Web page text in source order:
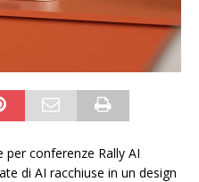
per conferenze Rally AI
di AI racchiuse in un design